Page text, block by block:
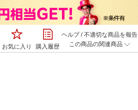
お気に入り 購入履歴
ヘルプ/不適切な商品を報告
この商品の関連商品